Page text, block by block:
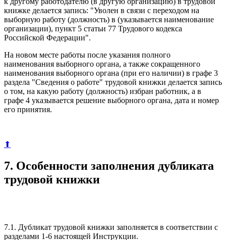
книжке делается запись: "Уволен в связи с переходом на
выборную работу (должность) в (указывается наименование
организации), пункт 5 статьи 77 Трудового кодекса
Российской Федерации".
На новом месте работы после указания полного
наименования выборного органа, а также сокращенного
наименования выборного органа (при его наличии) в графе 3
раздела "Сведения о работе" трудовой книжки делается запись
о том, на какую работу (должность) избран работник, а в
графе 4 указывается решение выборного органа, дата и номер
его принятия.
⬆
7. Особенности заполнения дубликата
трудовой книжки
7.1. Дубликат трудовой книжки заполняется в соответствии с
разделами 1-6 настоящей Инструкции.